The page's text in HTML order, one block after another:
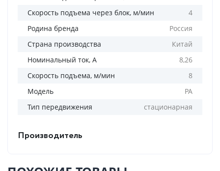
Скорость подъема через блок, м/мин
4
Родина бренда
Россия
Страна производства
Китай
Номинальный ток, А
8,26
Скорость подъема, м/мин
8
Модель
PA
Тип передвижения
стационарная
Производитель